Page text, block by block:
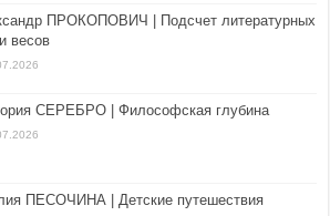
ПРОКОПОВИЧ | Подсчет литературных
весов
СЕРЕБРО | Философская глубина
ПЕСОЧИНА | Детские путешествия